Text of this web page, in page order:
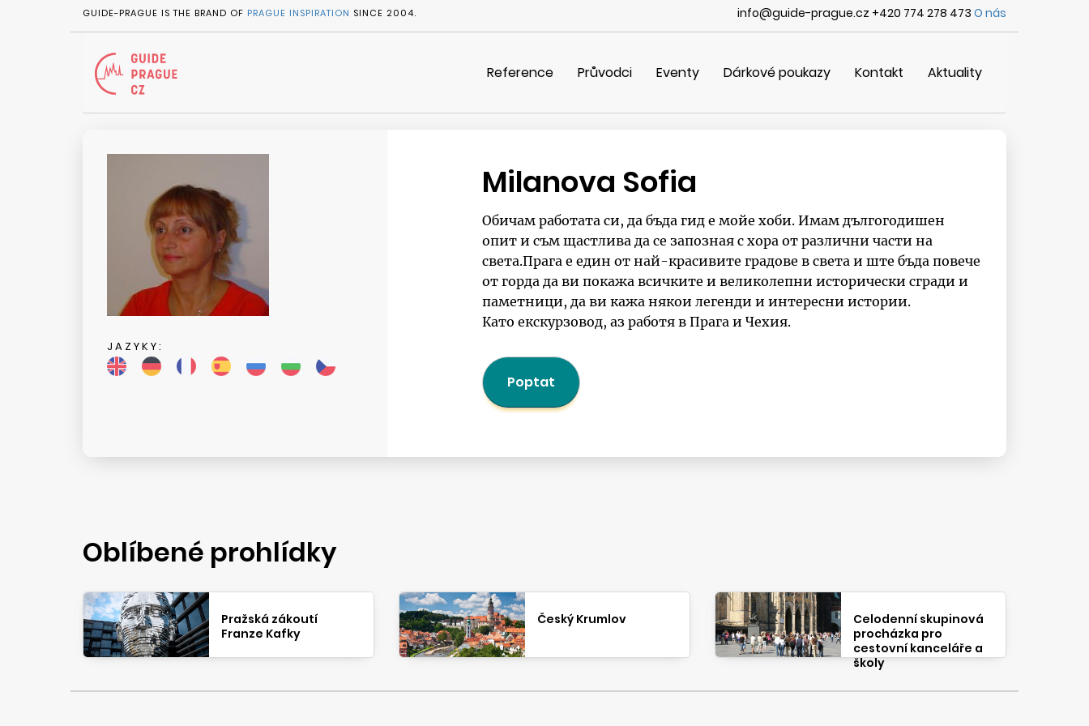
GUIDE-PRAGUE IS THE BRAND OF PRAGUE INSPIRATION SINCE 2004. info@guide-prague.cz +420 774 278 473 O nás
Reference Průvodci Eventy Dárkové poukazy Kontakt Aktuality
JAZYKY:
Milanova Sofia
Обичам работата си, да бъдa гид е мойе хоби. Имам дългогодишен
опит и съм щастлива да се запозная с хора от различни части на
света.Прага е един от най-красивите градове в света и ште бъда повече
от горда да ви покажа всичките и великолепни исторически сгради и
паметници, да ви кажа някои легенди и интересни истории.
Като екскурзовод, аз работя в Прага и Чехия.
Poptat
Oblíbené prohlídky
Pražská zákoutí
Franze Kafky
Český Krumlov
Celodenní skupinová
procházka pro
cestovní kanceláře a
školy